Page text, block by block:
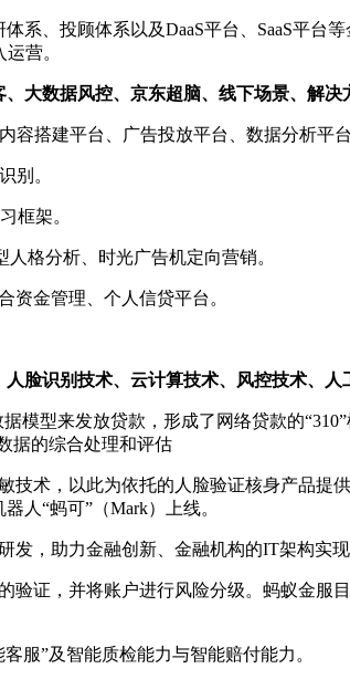
系、投顾体系以及DaaS平台、SaaS平台
营。
、大数据风控、京东超脑、线下场景、解决
搭建平台、广告投放平台、数据分析平台
别。
框架。
格分析、时光广告机定向营销。
资金管理、个人信贷平台。
人脸识别技术、云计算技术、风控技术、人
模型来发放贷款，形成了网络贷款的
据的综合处理和评估
技术，以此为依托的人脸验证核身产品
人“蚂可”（Mark）上线。
，助力金融创新、金融机构的IT架构实现
验证，并将账户进行风险分级。蚂蚁金服
服”及智能质检能力与智能赔付能力。